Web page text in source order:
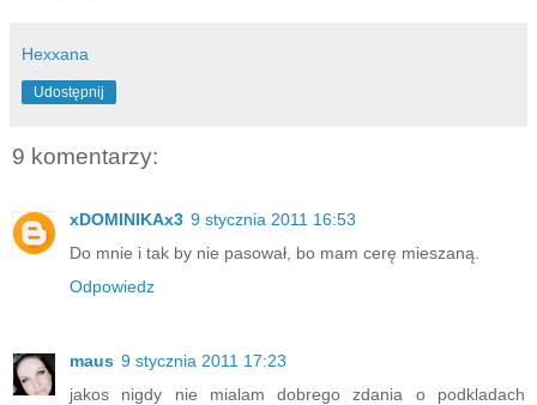
Hexxana
Udostępnij
9 komentarzy:
xDOMINIKAx3 9 stycznia 2011 16:53
Do mnie i tak by nie pasował, bo mam cerę mieszaną.
Odpowiedz
maus 9 stycznia 2011 17:23
jakos nigdy nie mialam dobrego zdania o podkladach